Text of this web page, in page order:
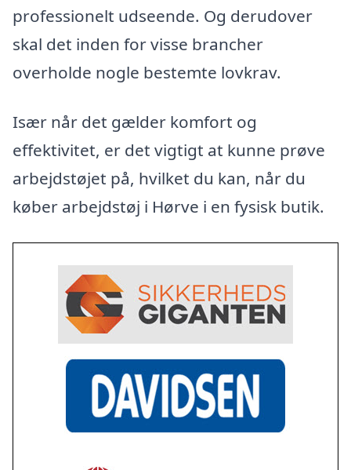
professionelt udseende. Og derudover
skal det inden for visse brancher
overholde nogle bestemte lovkrav.
Især når det gælder komfort og
effektivitet, er det vigtigt at kunne prøve
arbejdstøjet på, hvilket du kan, når du
køber arbejdstøj i Hørve i en fysisk butik.